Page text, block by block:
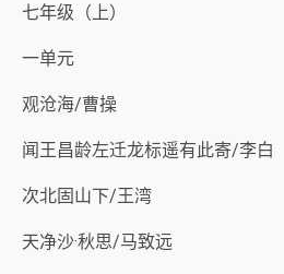
七年级（上）
一单元
观沧海/曹操
闻王昌龄左迁龙标遥有此寄/李白
次北固山下/王湾
天净沙·秋思/马致远